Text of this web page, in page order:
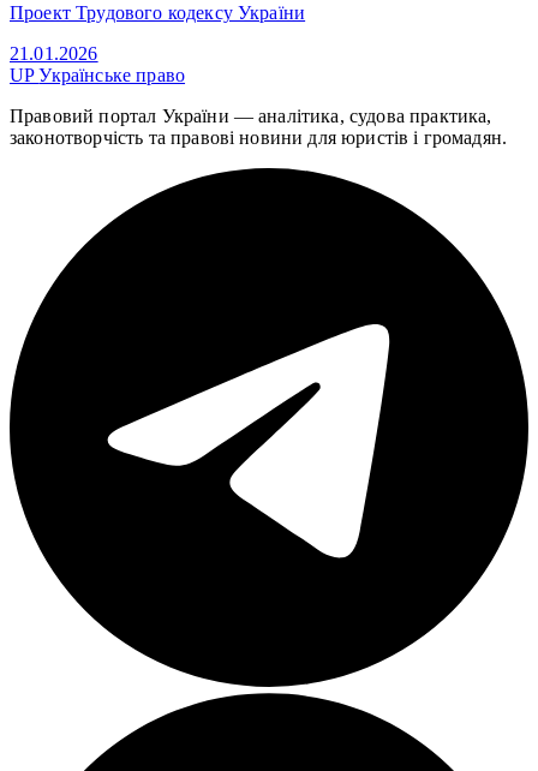
Проект Трудового кодексу України
21.01.2026
UPУкраїнське право
Правовий портал України — аналітика, судова практика,
законотворчість та правові новини для юристів і громадян.